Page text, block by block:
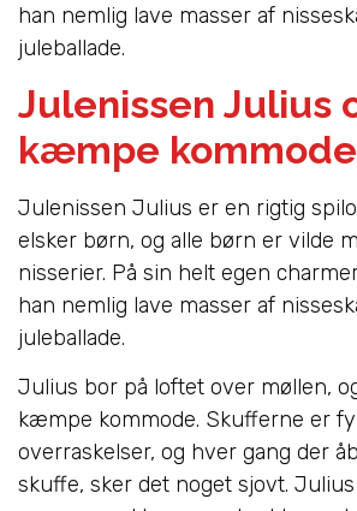
han nemlig lave masser af
juleballade.
Julenissen Julius
kæmpe
Julenissen Julius er en rigtig
elsker børn, og alle børn er vilde
nisserier. På sin helt egen
han nemlig lave masser af
juleballade.
Julius bor på loftet over møllen,
kæmpe kommode. Skufferne er
overraskelser, og hver gang der
skuffe, sker det noget sjovt.